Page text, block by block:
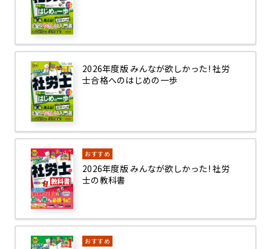
2026年度版 みんなが欲しかった! 社労
士合格へのはじめの一歩
おすすめ
2026年度版 みんなが欲しかった! 社労
士の教科書
おすすめ